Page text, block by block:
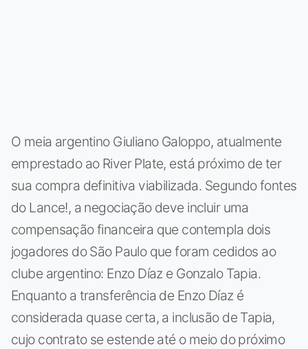
O meia argentino Giuliano Galoppo, atualmente
emprestado ao River Plate, está próximo de ter
sua compra definitiva viabilizada. Segundo fontes
do Lance!, a negociação deve incluir uma
compensação financeira que contempla dois
jogadores do São Paulo que foram cedidos ao
clube argentino: Enzo Díaz e Gonzalo Tapia.
Enquanto a transferência de Enzo Díaz é
considerada quase certa, a inclusão de Tapia,
cujo contrato se estende até o meio do próximo